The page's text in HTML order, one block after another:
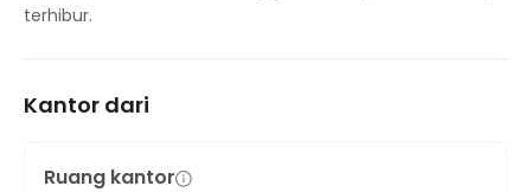
terhibur.
Kantor dari
Ruang kantor